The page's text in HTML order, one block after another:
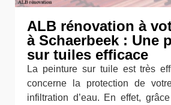
ALB rénovation à
à Schaerbeek : Une
sur tuiles efficace
La peinture sur tuile est très
concerne la protection de
infiltration d’eau. En effet,